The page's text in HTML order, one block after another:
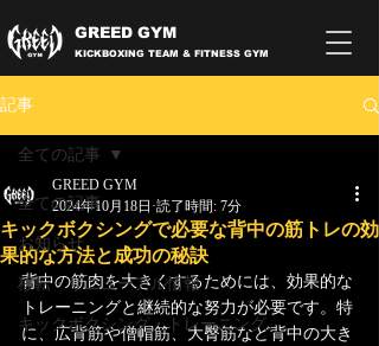
GREED GYM
KICKBOXING TEAM & FITNESS GYM
記事
全ての記事
お知らせ
移転・リニューアル情報
キックボクシング・トレーニング
全ての記事
キックボクシングで必要な背中の筋トレの効
果的な方法と成功の秘訣
GREED GYM
2024年10月18日 読了時間: 7分
背中の筋肉を大きくするためには、効果的な
トレーニングと継続的な努力が必要です。特
に、広背筋や僧帽筋、大臀筋など背中の大き